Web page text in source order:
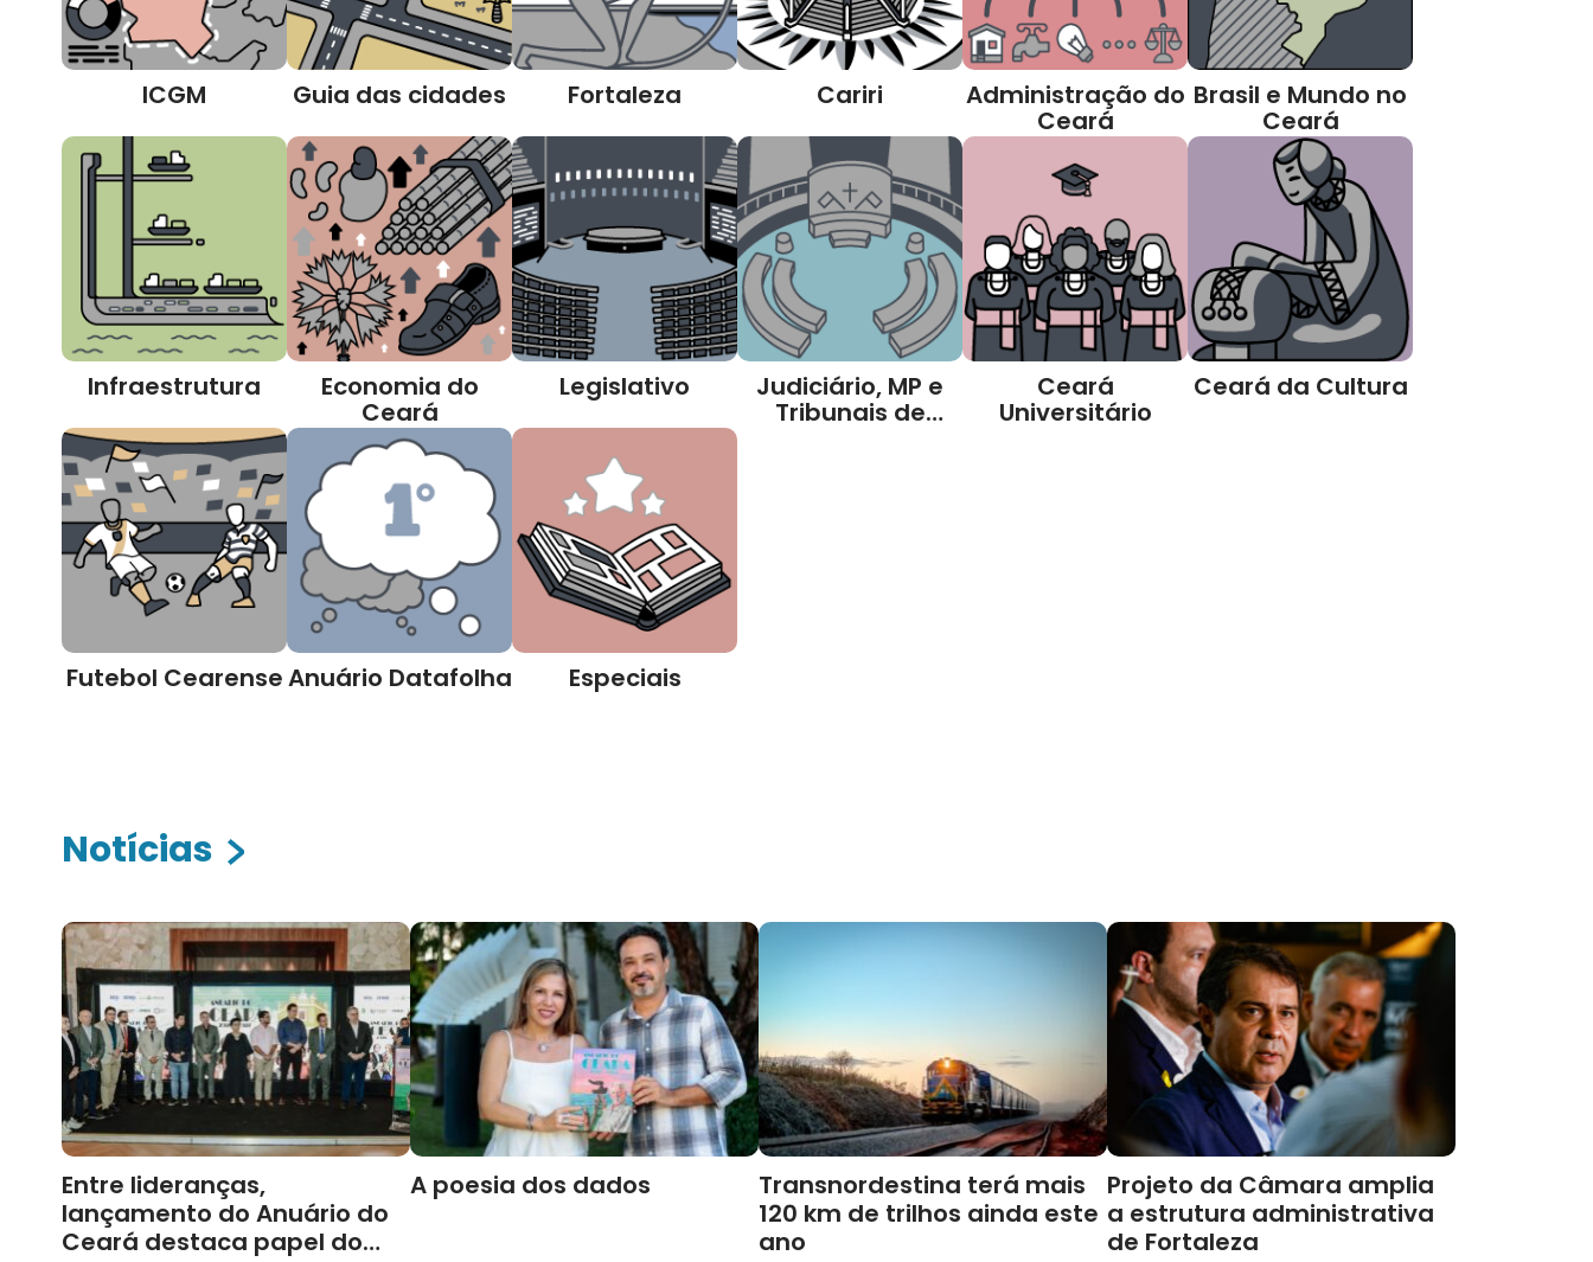
ICGM Guia das cidades Fortaleza Cariri Administração do
Ceará
Brasil e Mundo no
Ceará
Infraestrutura Economia do
Ceará
Legislativo Judiciário, MP e
Tribunais de
Ceará
Universitário
Ceará da Cultura
Futebol CearenseAnuário Datafolha Especiais
Notícias
Entre lideranças,
lançamento do Anuário do
Ceará destaca papel do
A poesia dos dados
Transnordestina terá mais
120 km de trilhos ainda este
ano
Projeto da Câmara amplia
a estrutura administrativa
de Fortaleza